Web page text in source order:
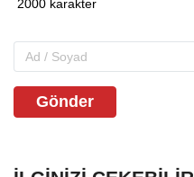
Gönder